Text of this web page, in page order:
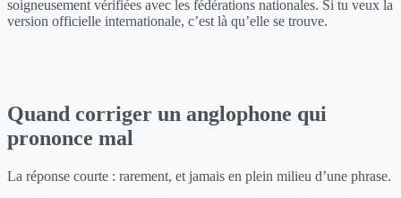
soigneusement vérifiées avec les fédérations nationales. Si tu veux la
version officielle internationale, c’est là qu’elle se trouve.
Quand corriger un anglophone qui
prononce mal
La réponse courte : rarement, et jamais en plein milieu d’une phrase.